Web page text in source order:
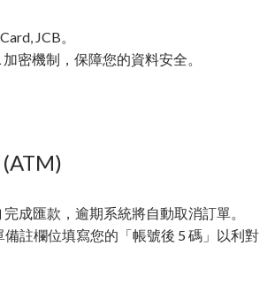
JCB。
加密機制，保障您的資料安全。
完成匯款，逾期系統將自動取消訂單。
註欄位填寫您的「帳號後 5 碼」以利對